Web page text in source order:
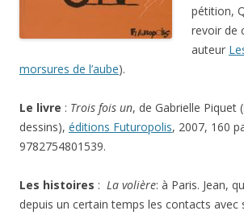
pétition,
revoir de
auteur
morsures de l’aube).
Le livre : Trois fois un, de Gabrielle Piquet
dessins), éditions Futuropolis, 2007, 160
9782754801539.
Les histoires : La volière: à Paris. Jean,
depuis un certain temps les contacts avec